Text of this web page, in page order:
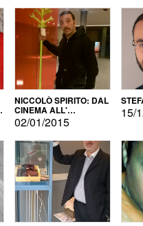
NICCOLÒ SPIRITO: DAL
CINEMA ALL'
AUTOPRODUZIONE
02/01/2015
15/